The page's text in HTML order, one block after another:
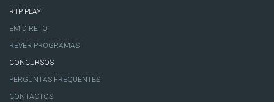
RTP PLAY
EM DIRETO
REVER PROGRAMAS
CONCURSOS
PERGUNTAS FREQUENTES
CONTACTOS